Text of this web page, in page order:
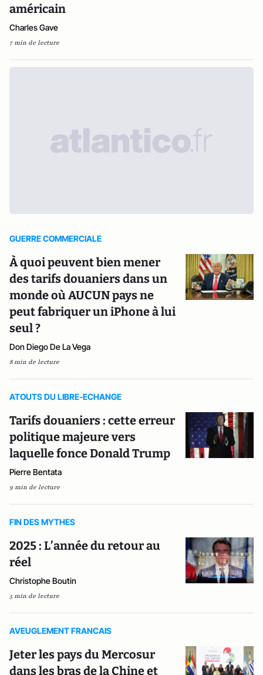
américain
Charles Gave
7 min de lecture
GUERRE COMMERCIALE
À quoi peuvent bien mener
des tarifs douaniers dans un
monde où AUCUN pays ne
peut fabriquer un iPhone à lui
seul ?
Don Diego De La Vega
8 min de lecture
ATOUTS DU LIBRE-ECHANGE
Tarifs douaniers : cette erreur
politique majeure vers
laquelle fonce Donald Trump
Pierre Bentata
9 min de lecture
FIN DES MYTHES
2025 : L’année du retour au
réel
Christophe Boutin
5 min de lecture
AVEUGLEMENT FRANCAIS
Jeter les pays du Mercosur
dans les bras de la Chine et